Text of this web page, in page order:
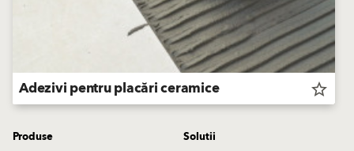
Adezivi pentru placări ceramice star_border
Produse
Solutii